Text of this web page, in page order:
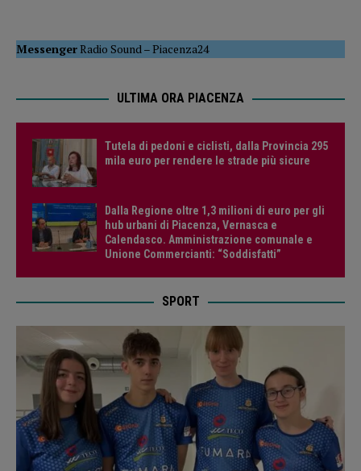
MessengerRadio Sound–Piacenza24
ULTIMA ORA PIACENZA
Tutela di pedoni e ciclisti, dalla Provincia 295
mila euro per rendere le strade più sicure
Dalla Regione oltre 1,3 milioni di euro per gli
hub urbani di Piacenza, Vernasca e
Calendasco. Amministrazione comunale e
Unione Commercianti: “Soddisfatti”
SPORT